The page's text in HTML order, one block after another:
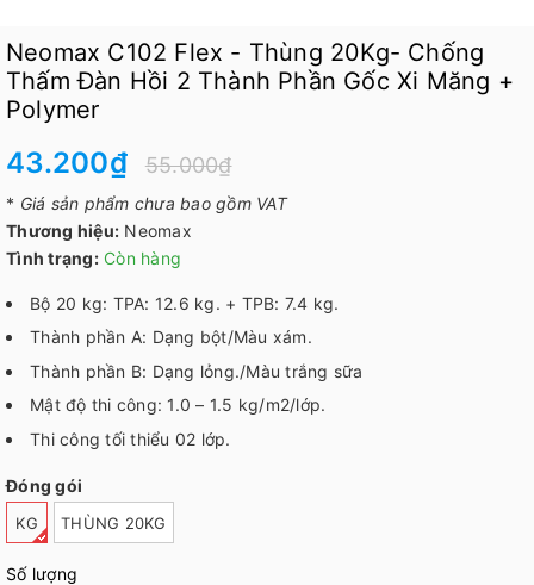
Neomax C102 Flex - Thùng 20Kg- Chống
Thấm Đàn Hồi 2 Thành Phần Gốc Xi Măng +
Polymer
43.200₫ 55.000₫
* Giá sản phẩm chưa bao gồm VAT
Thương hiệu: Neomax
Tình trạng: Còn hàng
Bộ 20 kg: TPA: 12.6 kg. + TPB: 7.4 kg.
Thành phần A: Dạng bột/Màu xám.
Thành phần B: Dạng lỏng./Màu trắng sữa
Mật độ thi công: 1.0 – 1.5 kg/m2/lớp.
Thi công tối thiểu 02 lớp.
Đóng gói
KG THÙNG 20KG
Số lượng